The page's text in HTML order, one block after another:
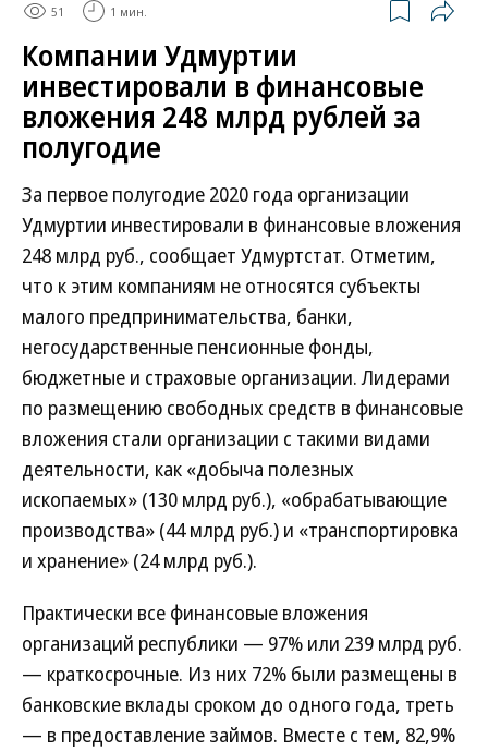
51 1 мин.
Компании Удмуртии
инвестировали в финансовые
вложения 248 млрд рублей за
полугодие
За первое полугодие 2020 года организации
Удмуртии инвестировали в финансовые вложения
248 млрд руб., сообщает Удмуртстат. Отметим,
что к этим компаниям не относятся субъекты
малого предпринимательства, банки,
негосударственные пенсионные фонды,
бюджетные и страховые организации. Лидерами
по размещению свободных средств в финансовые
вложения стали организации с такими видами
деятельности, как «добыча полезных
ископаемых» (130 млрд руб.), «обрабатывающие
производства» (44 млрд руб.) и «транспортировка
и хранение» (24 млрд руб.).
Практически все финансовые вложения
организаций республики — 97% или 239 млрд руб.
— краткосрочные. Из них 72% были размещены в
банковские вклады сроком до одного года, треть
— в предоставление займов. Вместе с тем, 82,9%